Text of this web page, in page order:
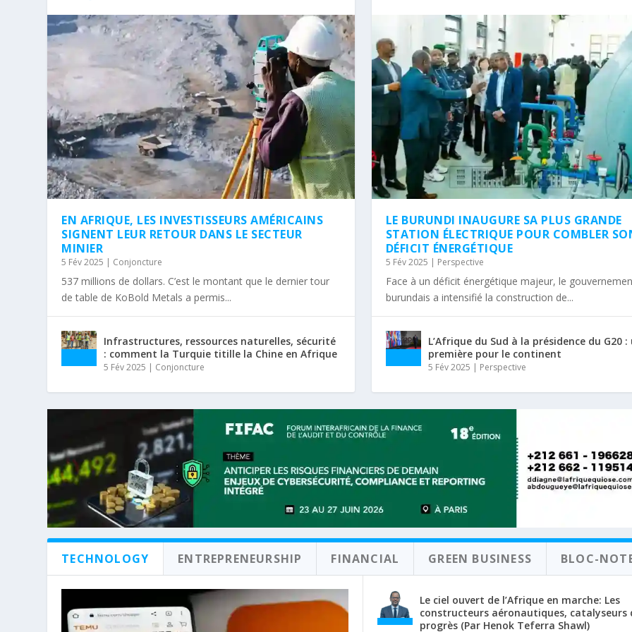
EN AFRIQUE, LES INVESTISSEURS AMÉRICAINS
SIGNENT LEUR RETOUR DANS LE SECTEUR
MINIER
5 Fév 2025 | Conjoncture
537 millions de dollars. C’est le montant que le dernier tour
de table de KoBold Metals a permis...
Infrastructures, ressources naturelles, sécurité
: comment la Turquie titille la Chine en Afrique
5 Fév 2025 | Conjoncture
LE BURUNDI INAUGURE SA PLUS GRANDE
STATION ÉLECTRIQUE POUR COMBLER
DÉFICIT ÉNERGÉTIQUE
5 Fév 2025 | Perspective
Face à un déficit énergétique majeur, le
burundais a intensifié la construction de...
L’Afrique du Sud à la présidence du G20 :
première pour le continent
5 Fév 2025 | Perspective
TECHNOLOGY ENTREPRENEURSHIP FINANCIAL GREEN BUSINESS BLOC-
Le ciel ouvert de l’Afrique en marche: Les
constructeurs aéronautiques, catalyseurs
progrès (Par Henok Teferra Shawl)